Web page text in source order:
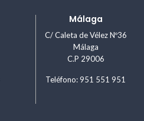
Málaga
C/ Caleta de Vélez Nº36
Málaga
C.P 29006
Teléfono: 951 551 951